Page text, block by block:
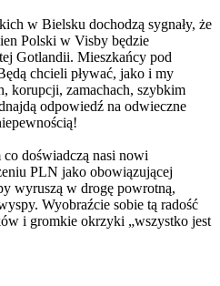
w Bielsku dochodzą sygnały, że
Polski w Visby będzie
Gotlandii. Mieszkańcy pod
chcieli pływać, jako i my
korupcji, zamachach, szybkim
odpowiedź na odwieczne
doświadczą nasi nowi
PLN jako obowiązującej
wyruszą w drogę powrotną,
Wyobraźcie sobie tą radość
i gromkie okrzyki „wszystko jest